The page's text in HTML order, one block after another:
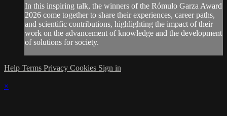
In this inspiring talk, the winners of the Rómulo Garza Award
2026 come together to share their experiences, career paths,
and scientific contributions, highlighting the impact of their
work on the advancement of knowledge and the development
of solutions for society.
Help Terms Privacy Cookies Sign in
×